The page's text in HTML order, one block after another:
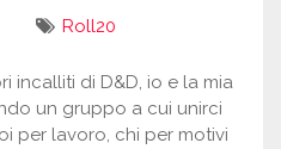
Roll20
incalliti di D&D, io e la mia
un gruppo a cui unirci
per lavoro, chi per motivi